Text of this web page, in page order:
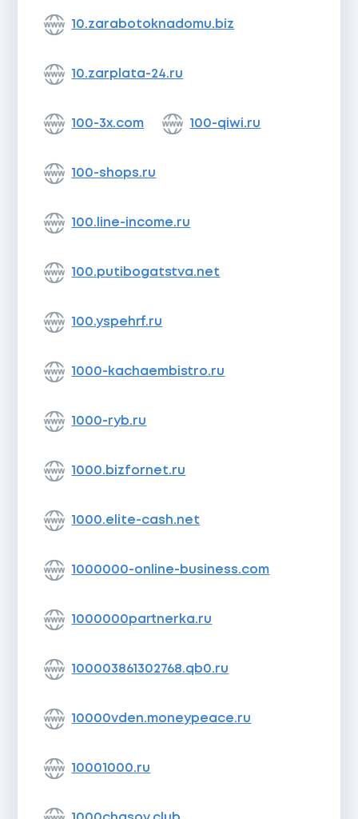
10.zarabotoknadomu.biz
10.zarplata-24.ru
100-3x.com 100-qiwi.ru
100-shops.ru
100.line-income.ru
100.putibogatstva.net
100.yspehrf.ru
1000-kachaembistro.ru
1000-ryb.ru
1000.bizfornet.ru
1000.elite-cash.net
1000000-online-business.com
1000000partnerka.ru
100003861302768.qb0.ru
10000vden.moneypeace.ru
10001000.ru